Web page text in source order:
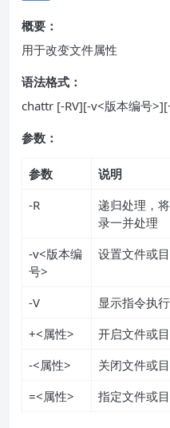
概要：
用于改变文件属性
语法格式：
chattr [-RV][-v<版本编号
参数：
参数
说明
-R
递归处理，
录一并处理
-v<版本编
号>
设置文件或
-V
显示指令执
+<属性>
开启文件或
-<属性>
关闭文件或
=<属性>
指定文件或